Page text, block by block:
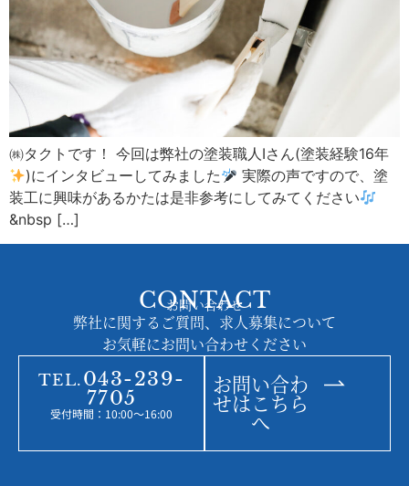
㈱タクトです！ 今回は弊社の塗装職人Iさん(塗装経験16年
)にインタビューしてみました
実際の声ですので、塗
装工に興味があるかたは是非参考にしてみてください
&nbsp […]
CONTACT
お問い合わせ
弊社に関するご質問、求人募集について
お気軽にお問い合わせください
TEL.043-239-
7705
受付時間：10:00～16:00
お問い合わ
せはこちら
へ